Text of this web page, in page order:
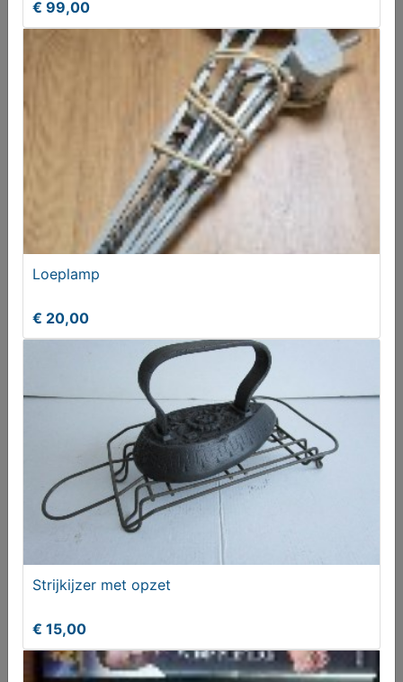
Stem potlood DOETINCHEM
Oranje poppetjes
High School Musical 3 Puzzel
€ 99,00
Loeplamp
€ 20,00
Strijkijzer met opzet
€ 15,00